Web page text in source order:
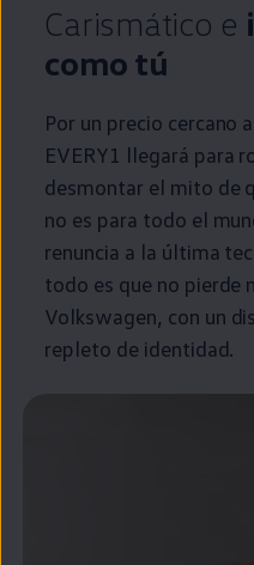
Carismático e
como tú
Por un precio cercano
EVERY1 llegará para
desmontar el mito de
no es para todo el
renuncia a la última
todo es que no pierde
Volkswagen, con un
repleto de identidad.